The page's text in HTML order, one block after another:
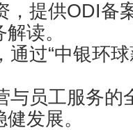
，提供ODI备
读。
过“中银环
与员工服务的
发展。